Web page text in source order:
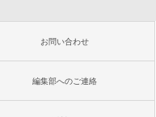
お問い合わせ
編集部へのご連絡